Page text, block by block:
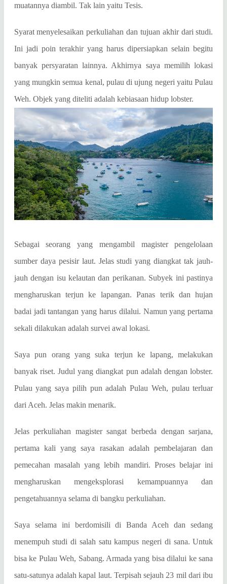
muatannya diambil. Tak lain yaitu Tesis.
Syarat menyelesaikan perkuliahan dan tujuan akhir dari studi.
Ini jadi poin terakhir yang harus dipersiapkan selain begitu
banyak persyaratan lainnya. Akhirnya saya memilih lokasi
yang mungkin semua kenal, pulau di ujung negeri yaitu Pulau
Weh. Objek yang diteliti adalah kebiasaan hidup lobster.
Sebagai seorang yang mengambil magister pengelolaan
sumber daya pesisir laut. Jelas studi yang diangkat tak jauh-
jauh dengan isu kelautan dan perikanan. Subyek ini pastinya
mengharuskan terjun ke lapangan. Panas terik dan hujan
badai jadi tantangan yang harus dilalui. Namun yang pertama
sekali dilakukan adalah survei awal lokasi.
Saya pun orang yang suka terjun ke lapang, melakukan
banyak riset. Judul yang diangkat pun adalah dengan lobster.
Pulau yang saya pilih pun adalah Pulau Weh, pulau terluar
dari Aceh. Jelas makin menarik.
Jelas perkuliahan magister sangat berbeda dengan sarjana,
pertama kali yang saya rasakan adalah pembelajaran dan
pemecahan masalah yang lebih mandiri. Proses belajar ini
mengharuskan mengeksplorasi kemampuannya dan
pengetahuannya selama di bangku perkuliahan.
Saya selama ini berdomisili di Banda Aceh dan sedang
menempuh studi di salah satu kampus negeri di sana. Untuk
bisa ke Pulau Weh, Sabang. Armada yang bisa dilalui ke sana
satu-satunya adalah kapal laut. Terpisah sejauh 23 mil dari ibu